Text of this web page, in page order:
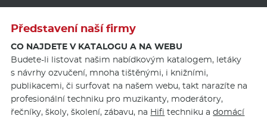
Představení naší firmy
CO NAJDETE V KATALOGU A NA WEBU
Budete-li listovat našim nabídkovým katalogem, letáky
s návrhy ozvučení, mnoha tištěnými, i knižními,
publikacemi, či surfovat na našem webu, takt narazíte na
profesionální techniku pro muzikanty, moderátory,
řečníky, školy, školení, zábavu, na Hifi techniku adomácí